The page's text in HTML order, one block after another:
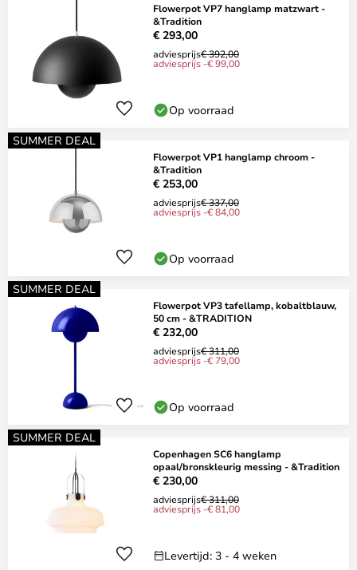
Flowerpot VP7 hanglamp matzwart -
&Tradition
€ 293,00
adviesprijs€ 392,00
adviesprijs -€ 99,00
Op voorraad
SUMMER DEAL
Flowerpot VP1 hanglamp chroom -
&Tradition
€ 253,00
adviesprijs€ 337,00
adviesprijs -€ 84,00
Op voorraad
SUMMER DEAL
Flowerpot VP3 tafellamp, kobaltblauw,
50 cm - &TRADITION
€ 232,00
adviesprijs€ 311,00
adviesprijs -€ 79,00
Op voorraad
SUMMER DEAL
Copenhagen SC6 hanglamp
opaal/bronskleurig messing - &Tradition
€ 230,00
adviesprijs€ 311,00
adviesprijs -€ 81,00
Levertijd: 3 - 4 weken